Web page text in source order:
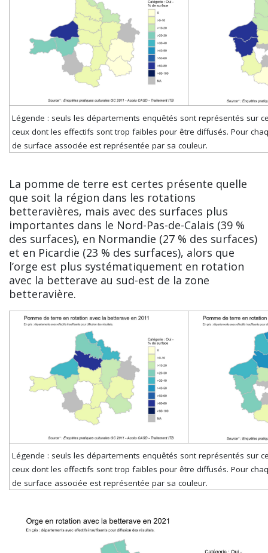
Légende : seuls les départements enquêtés sont représentés sur
ceux dont les effectifs sont trop faibles pour être diffusés. Pour
de surface associée est représentée par sa couleur.
La pomme de terre est certes présente quelle
que soit la région dans les rotations
betteravières, mais avec des surfaces plus
importantes dans le Nord-Pas-de-Calais (39 %
des surfaces), en Normandie (27 % des surfaces)
et en Picardie (23 % des surfaces), alors que
l’orge est plus systématiquement en rotation
avec la betterave au sud-est de la zone
betteravière.
Légende : seuls les départements enquêtés sont représentés sur
ceux dont les effectifs sont trop faibles pour être diffusés. Pour
de surface associée est représentée par sa couleur.